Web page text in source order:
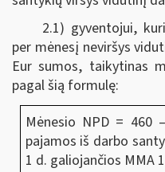
2.1) gyventojui,
per mėnesį neviršys
Eur sumos, taikytinas
pagal šią formulę:
Mėnesio NPD = 460
pajamos iš darbo
1 d. galiojančios MMA